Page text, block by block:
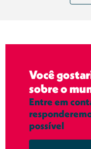
Você
sobre o
Entre em
possível